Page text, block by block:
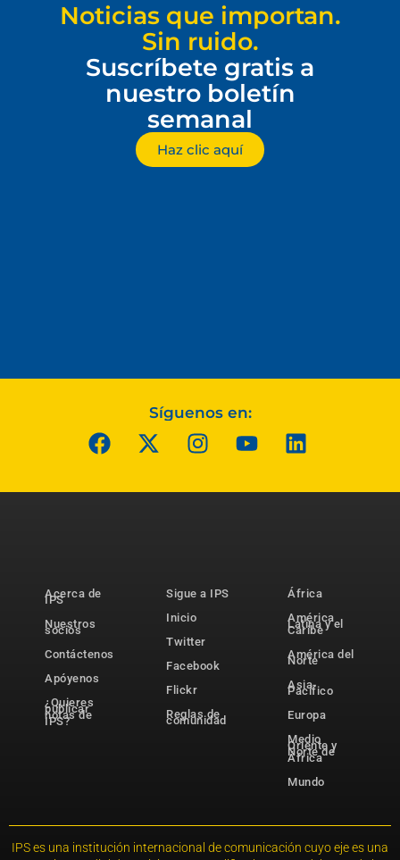
Noticias que importan.
Sin ruido.
Suscríbete gratis a
nuestro boletín
semanal
Haz clic aquí
Síguenos en:
Acerca de
IPS
Nuestros
socios
Contáctenos
Apóyenos
¿Quieres
publicar
notas de
IPS?
Sigue a IPS
Inicio
Twitter
Facebook
Flickr
Reglas de
comunidad
África
América
Latina y el
Caribe
América del
Norte
Asia-
Pacífico
Europa
Medio
Oriente y
Norte de
África
Mundo
IPS es una institución internacional de comunicación cuyo eje es una